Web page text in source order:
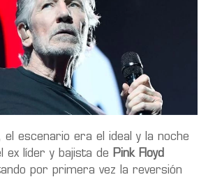
el escenario era el ideal y la noche
ex líder y bajista de Pink Floyd
por primera vez la reversión